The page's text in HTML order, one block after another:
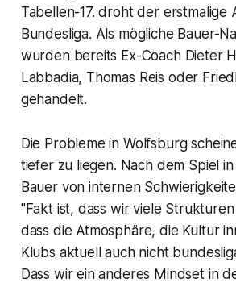
Tabellen-17. droht der erstmalige
Bundesliga. Als mögliche Bauer-
wurden bereits Ex-Coach Dieter
Labbadia, Thomas Reis oder
gehandelt.
Die Probleme in Wolfsburg
tiefer zu liegen. Nach dem Spiel
Bauer von internen
"Fakt ist, dass wir viele
dass die Atmosphäre, die Kultur
Klubs aktuell auch nicht
Dass wir ein anderes Mindset in